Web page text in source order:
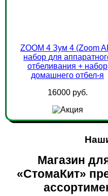
ZOOM 4 Зум 4 (Zoom
набор для
отбеливания + набор
домашнего отбел-я
16000 руб.
Магазин
«СтомаКит»